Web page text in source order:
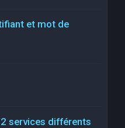
et mot de
services différents